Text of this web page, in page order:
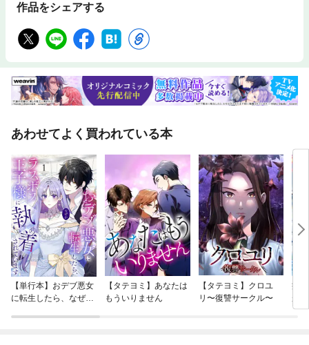
作品をシェアする
あわせてよく買われている本
【単行本】おデブ悪女
に転生したら、なぜか
【タテヨミ】あなたは
もういりません
【タテヨミ】クロユ
リ〜復讐サークル〜
病
が
ぎ